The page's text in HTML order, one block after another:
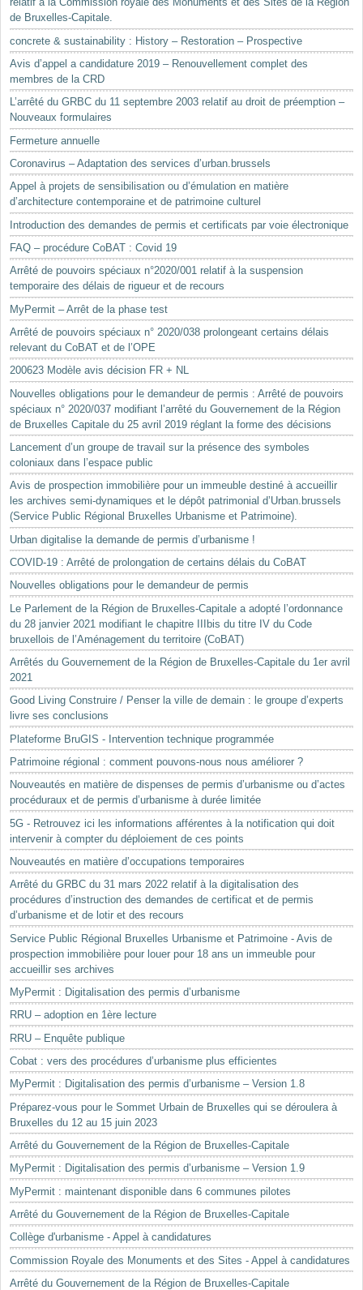
de Bruxelles-Capitale.
concrete & sustainability : History – Restoration – Prospective
Avis d’appel a candidature 2019 – Renouvellement complet des
membres de la CRD
L’arrêté du GRBC du 11 septembre 2003 relatif au droit de préemption –
Nouveaux formulaires
Fermeture annuelle
Coronavirus – Adaptation des services d’urban.brussels
Appel à projets de sensibilisation ou d’émulation en matière
d’architecture contemporaine et de patrimoine culturel
Introduction des demandes de permis et certificats par voie électronique
FAQ – procédure CoBAT : Covid 19
Arrêté de pouvoirs spéciaux n°2020/001 relatif à la suspension
temporaire des délais de rigueur et de recours
MyPermit – Arrêt de la phase test
Arrêté de pouvoirs spéciaux n° 2020/038 prolongeant certains délais
relevant du CoBAT et de l’OPE
200623 Modèle avis décision FR + NL
Nouvelles obligations pour le demandeur de permis : Arrêté de pouvoirs
spéciaux n° 2020/037 modifiant l’arrêté du Gouvernement de la Région
de Bruxelles Capitale du 25 avril 2019 réglant la forme des décisions
Lancement d’un groupe de travail sur la présence des symboles
coloniaux dans l’espace public
Avis de prospection immobilière pour un immeuble destiné à accueillir
les archives semi-dynamiques et le dépôt patrimonial d’Urban.brussels
(Service Public Régional Bruxelles Urbanisme et Patrimoine).
Urban digitalise la demande de permis d’urbanisme !
COVID-19 : Arrêté de prolongation de certains délais du CoBAT
Nouvelles obligations pour le demandeur de permis
Le Parlement de la Région de Bruxelles-Capitale a adopté l’ordonnance
du 28 janvier 2021 modifiant le chapitre IIIbis du titre IV du Code
bruxellois de l’Aménagement du territoire (CoBAT)
Arrêtés du Gouvernement de la Région de Bruxelles-Capitale du 1er avril
2021
Good Living Construire / Penser la ville de demain : le groupe d’experts
livre ses conclusions
Plateforme BruGIS - Intervention technique programmée
Patrimoine régional : comment pouvons-nous nous améliorer ?
Nouveautés en matière de dispenses de permis d’urbanisme ou d’actes
procéduraux et de permis d’urbanisme à durée limitée
5G - Retrouvez ici les informations afférentes à la notification qui doit
intervenir à compter du déploiement de ces points
Nouveautés en matière d’occupations temporaires
Arrêté du GRBC du 31 mars 2022 relatif à la digitalisation des
procédures d’instruction des demandes de certificat et de permis
d’urbanisme et de lotir et des recours
Service Public Régional Bruxelles Urbanisme et Patrimoine - Avis de
prospection immobilière pour louer pour 18 ans un immeuble pour
accueillir ses archives
MyPermit : Digitalisation des permis d’urbanisme
RRU – adoption en 1ère lecture
RRU – Enquête publique
Cobat : vers des procédures d’urbanisme plus efficientes
MyPermit : Digitalisation des permis d’urbanisme – Version 1.8
Préparez-vous pour le Sommet Urbain de Bruxelles qui se déroulera à
Bruxelles du 12 au 15 juin 2023
Arrêté du Gouvernement de la Région de Bruxelles-Capitale
MyPermit : Digitalisation des permis d’urbanisme – Version 1.9
MyPermit : maintenant disponible dans 6 communes pilotes
Arrêté du Gouvernement de la Région de Bruxelles-Capitale
Collège d'urbanisme - Appel à candidatures
Commission Royale des Monuments et des Sites - Appel à candidatures
Arrêté du Gouvernement de la Région de Bruxelles-Capitale